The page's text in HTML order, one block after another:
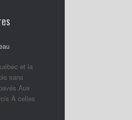
et la
sans
Aux
À celles